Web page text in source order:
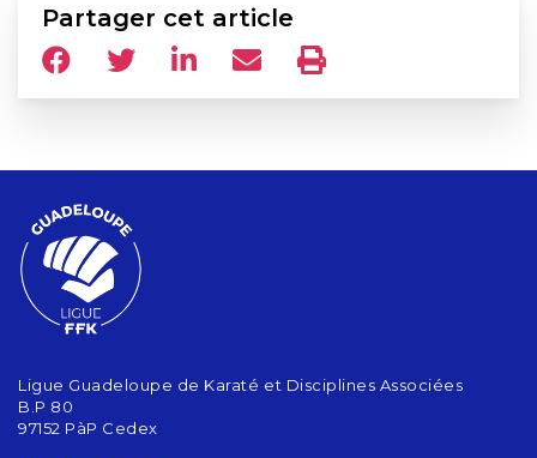
Partager cet article
Ligue Guadeloupe de Karaté et Disciplines Associées
B.P 80
97152 PàP Cedex